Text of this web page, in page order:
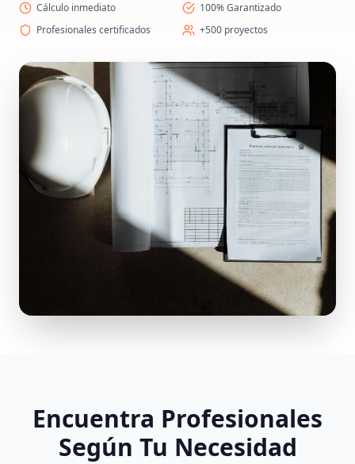
Cálculo inmediato
100% Garantizado
Profesionales certificados
+500 proyectos
Encuentra Profesionales
Según Tu Necesidad